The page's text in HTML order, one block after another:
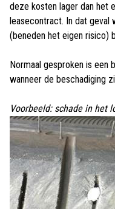
deze kosten lager dan het
leasecontract. In dat
(beneden het eigen risico)
Normaal gesproken is een
wanneer de beschadiging
Voorbeeld: schade in het